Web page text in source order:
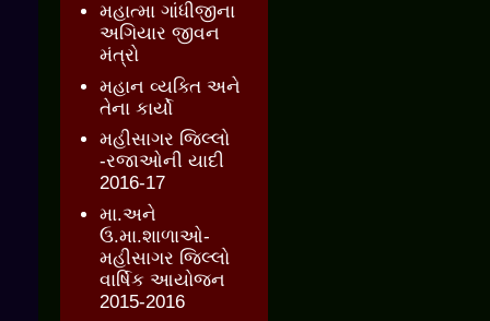
મહાત્મા ગાંધીજીના
અગિયાર જીવન
મંત્રો
મહાન વ્યક્તિ અને
તેના કાર્યો
મહીસાગર જિલ્લો
-રજાઓની યાદી
2016-17
મા.અને
ઉ.મા.શાળાઓ-
મહીસાગર જિલ્લો
વાર્ષિક આયોજન
2015-2016